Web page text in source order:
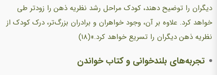
دیگران را توضیح دهند، کودک مراحل رشد نظریه ذهن را زودتر طی
خواهد کرد. علاوه بر آن، وجود خواهران و برادران بزرگ‌تر، درک کودک از
نظریه ذهن دیگران را تسریع خواهد کرد.»(18)
تجربه‌های بلندخوانی و کتاب خواندن